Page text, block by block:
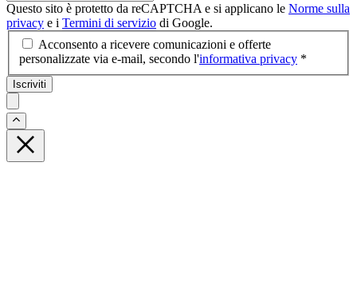
Questo sito è protetto da reCAPTCHA e si applicano le Norme sulla
privacy e i Termini di servizio di Google.
Acconsento a ricevere comunicazioni e offerte
personalizzate via e-mail, secondo l'informativa privacy *
Iscriviti